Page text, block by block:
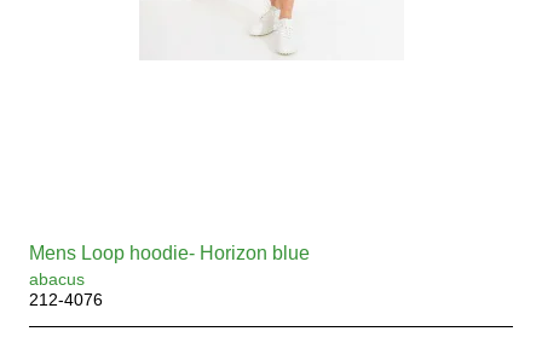
Mens Loop hoodie- Horizon blue
abacus
212-4076